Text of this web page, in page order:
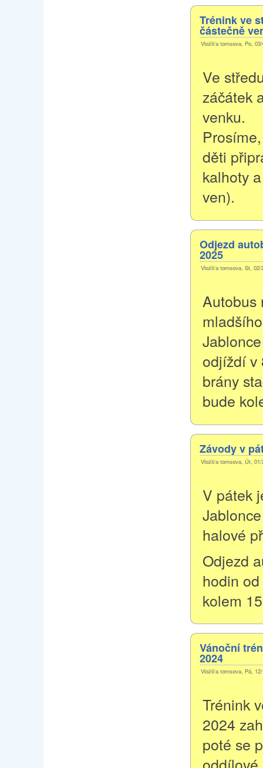
Trénink ve
částečně
Vložil/a tomsova, Po,
Ve
záčátek
venku.
děti
kalhoty
ven).
Odjezd
2025
Vložil/a tomsova, St, 02/
Autobus
odjíždí v
brány
bude
Závody v
Vložil/a tomsova, Út, 01/
V pátek
halové
Odjezd
hodin
kolem
Vánoční
2024
Vložil/a tomsova, Pá,
Trénink
2024
poté se